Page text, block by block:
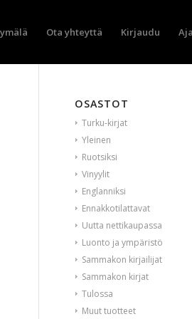
Ota yhteyttä Kirjaudu
OSASTOT
Turku-kirjat
Yleinen
Ruotsiksi
Vinyylit
Englanniksi
Ennakkotilattavat
Uutta nettikaupassa
Luonto ja ympäristö
Sammakon kirjailijat
Sammakon kirjat
Tulossa
Muut tuotteet